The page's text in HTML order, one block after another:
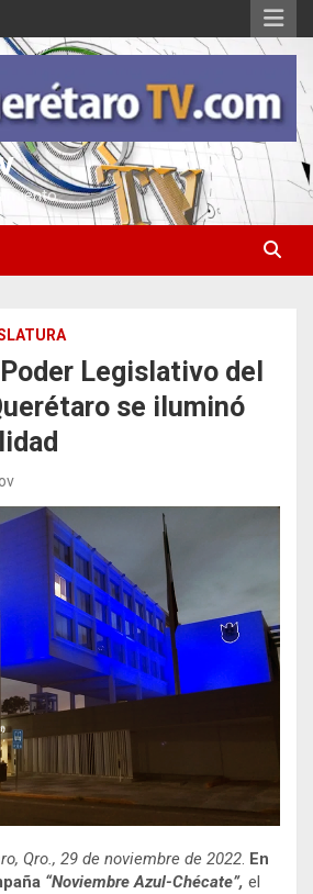
Legislativo del
se iluminó
Qro., 29 de noviembre de 2022. En
“Noviembre Azul-Chécate”, el